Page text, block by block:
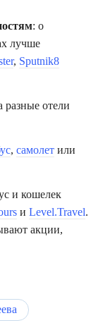
: о
лучше
, Sputnik8
разные отели
, самолет или
и кошелек
и Level.Travel.
акции,